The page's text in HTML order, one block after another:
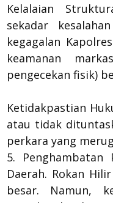
Kelalaian
sekadar
kegagalan
keamanan
pengecekan fisik)
Ketidakpastian
atau tidak
perkara yang
5. Penghambatan
Daerah. Rokan
besar. Namun,